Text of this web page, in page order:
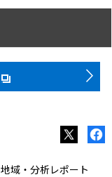
地域・分析レポート